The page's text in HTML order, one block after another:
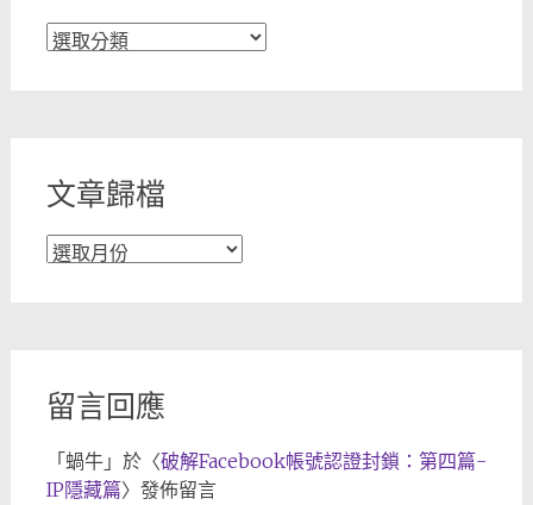
文
文章歸檔
文
留言回應
「 蝸牛」於〈破解Facebook帳號認證封鎖：第四篇-
IP隱藏篇〉發佈留言